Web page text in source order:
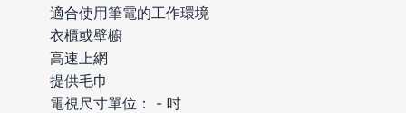
適合使用筆電的工作環境
衣櫃或壁櫥
高速上網
提供毛巾
電視尺寸單位： - 吋